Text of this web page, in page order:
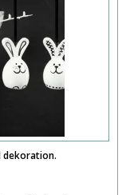
dekoration.